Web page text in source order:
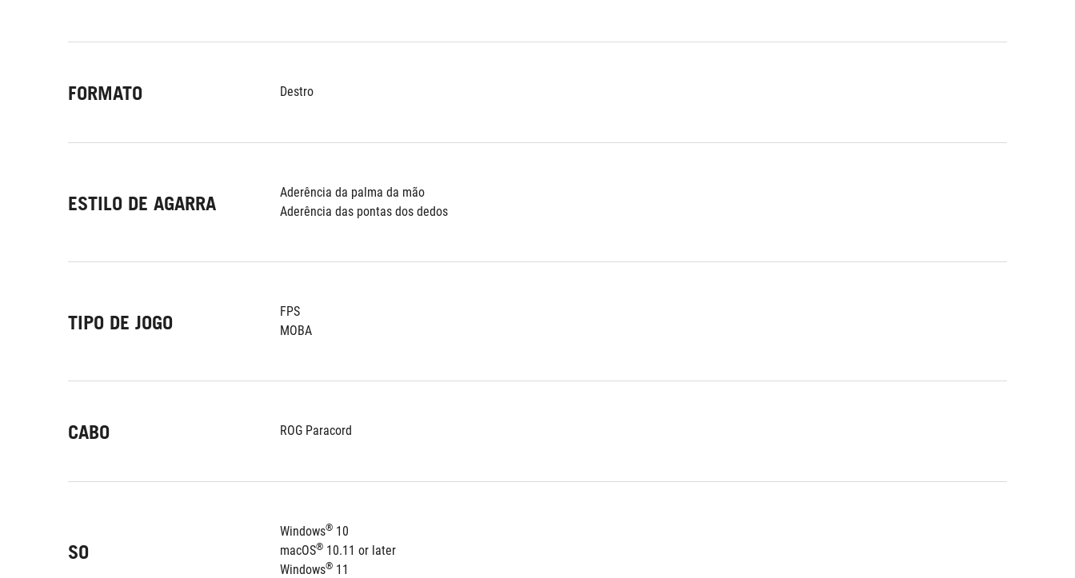
FORMATO Destro
ESTILO DE AGARRA
Aderência da palma da mão
Aderência das pontas dos dedos
TIPO DE JOGO
FPS
MOBA
CABO ROG Paracord
SO
Windows® 10
macOS® 10.11 or later
Windows® 11